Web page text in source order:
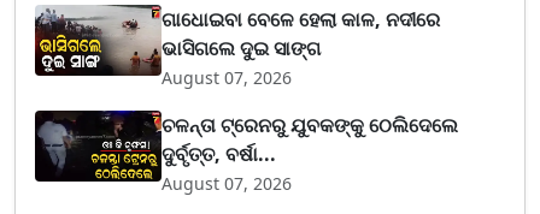
ଗାଧୋଇବା ବେଳେ ହେଲା କାଳ, ନଦୀରେ
ଭାସିଗଲେ ଦୁଇ ସାଙ୍ଗ
August 07, 2026
ଚଳନ୍ତା ଟ୍ରେନରୁ ଯୁବକଙ୍କୁ ଠେଲିଦେଲେ
ଦୁର୍ବୃତ୍ତ, ବର୍ଷା...
August 07, 2026